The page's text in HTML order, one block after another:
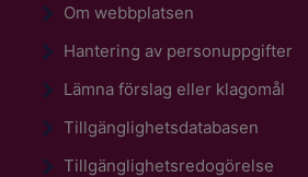
Om webbplatsen
Hantering av personuppgifter
Lämna förslag eller klagomål
Tillgänglighetsdatabasen
Tillgänglighetsredogörelse